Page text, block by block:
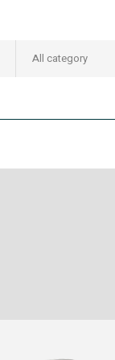
All category